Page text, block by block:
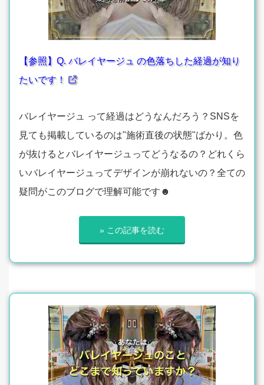
【参照】Q. バレイヤージュ の色落ちした経過が知り
たいです！
バレイヤージュ って経過はどうなんだろう？SNSを
見ても掲載しているのは"施術直後の状態"ばかり。色
が抜けるとバレイヤージュってどうなるの？どれくら
いバレイヤージュってデザインが崩れないの？全ての
疑問がこのブログで理解可能です☻
» この記事を読む